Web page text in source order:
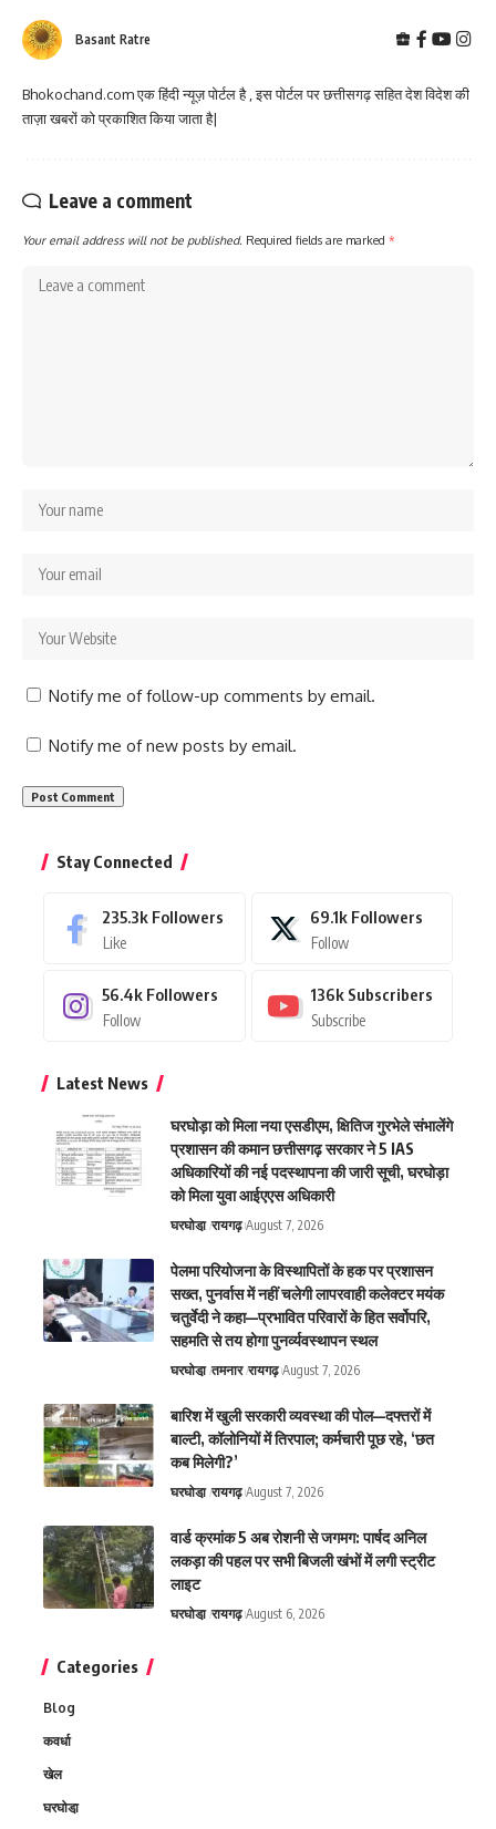
Basant Ratre
Bhokochand.com एक हिंदी न्यूज़ पोर्टल है , इस पोर्टल पर छत्तीसगढ़ सहित देश विदेश की
ताज़ा खबरों को प्रकाशित किया जाता है|
Leave a comment
Your email address will not be published. Required fields are marked *
Notify me of follow-up comments by email.
Notify me of new posts by email.
Stay Connected
235.3k Followers
Like
69.1k Followers
Follow
56.4k Followers
Follow
136k Subscribers
Subscribe
Latest News
घरघोड़ा को मिला नया एसडीएम, क्षितिज गुरभेले संभालेंगे
प्रशासन की कमान छत्तीसगढ़ सरकार ने 5 IAS
अधिकारियों की नई पदस्थापना की जारी सूची, घरघोड़ा
को मिला युवा आईएएस अधिकारी
घरघोडा़ रायगढ़ August 7, 2026
पेलमा परियोजना के विस्थापितों के हक पर प्रशासन
सख्त, पुनर्वास में नहीं चलेगी लापरवाही कलेक्टर मयंक
चतुर्वेदी ने कहा—प्रभावित परिवारों के हित सर्वोपरि,
सहमति से तय होगा पुनर्व्यवस्थापन स्थल
घरघोडा़ तमनार रायगढ़ August 7, 2026
बारिश में खुली सरकारी व्यवस्था की पोल—दफ्तरों में
बाल्टी, कॉलोनियों में तिरपाल; कर्मचारी पूछ रहे, ‘छत
कब मिलेगी?’
घरघोडा़ रायगढ़ August 7, 2026
वार्ड क्रमांक 5 अब रोशनी से जगमग: पार्षद अनिल
लकड़ा की पहल पर सभी बिजली खंभों में लगी स्ट्रीट
लाइट
घरघोडा़ रायगढ़ August 6, 2026
Categories
Blog
कवर्धा
खेल
घरघोडा़